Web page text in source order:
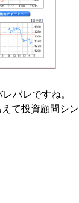
バレですね。
て投資顧問シン